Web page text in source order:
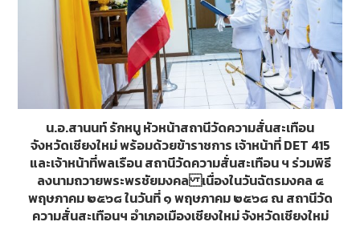
น.อ.สานนท์ รักหนู หัวหน้าสถานีวัดความสั่นสะเทือน
จังหวัดเชียงใหม่ พร้อมด้วยข้าราชการ เจ้าหน้าที่ DET 415
และเจ้าหน้าที่พลเรือน สถานีวัดความสั่นสะเทือน ฯ ร่วมพิธี
ลงนามถวายพระพรชัยมงคล เนื่องในวันฉัตรมงคล ๔
พฤษภาคม ๒๕๖๘ ในวันที่ ๑ พฤษภาคม ๒๕๖๘ ณ สถานีวัด
ความสั่นสะเทือนฯ อำเภอเมืองเชียงใหม่ จังหวัดเชียงใหม่